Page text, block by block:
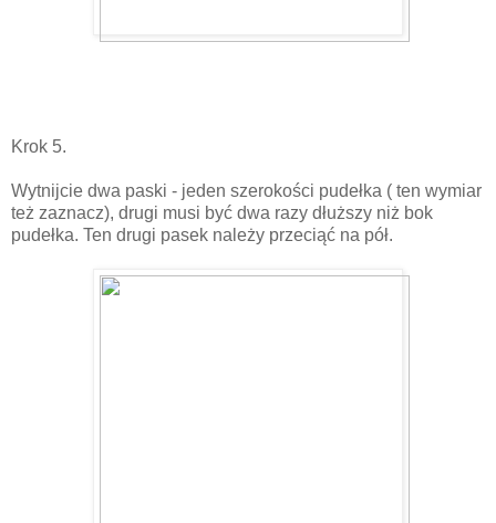
Krok 5.
Wytnijcie dwa paski - jeden szerokości pudełka ( ten wymiar
też zaznacz), drugi musi być dwa razy dłuższy niż bok
pudełka. Ten drugi pasek należy przeciąć na pół.